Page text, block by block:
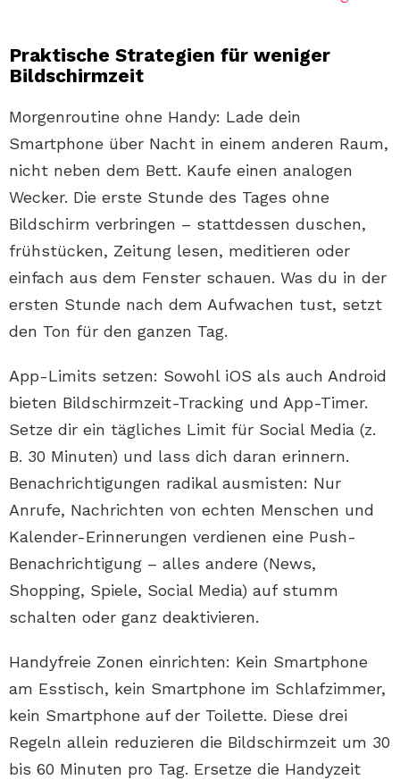
Praktische Strategien für weniger
Bildschirmzeit
Morgenroutine ohne Handy: Lade dein
Smartphone über Nacht in einem anderen Raum,
nicht neben dem Bett. Kaufe einen analogen
Wecker. Die erste Stunde des Tages ohne
Bildschirm verbringen – stattdessen duschen,
frühstücken, Zeitung lesen, meditieren oder
einfach aus dem Fenster schauen. Was du in der
ersten Stunde nach dem Aufwachen tust, setzt
den Ton für den ganzen Tag.
App-Limits setzen: Sowohl iOS als auch Android
bieten Bildschirmzeit-Tracking und App-Timer.
Setze dir ein tägliches Limit für Social Media (z.
B. 30 Minuten) und lass dich daran erinnern.
Benachrichtigungen radikal ausmisten: Nur
Anrufe, Nachrichten von echten Menschen und
Kalender-Erinnerungen verdienen eine Push-
Benachrichtigung – alles andere (News,
Shopping, Spiele, Social Media) auf stumm
schalten oder ganz deaktivieren.
Handyfreie Zonen einrichten: Kein Smartphone
am Esstisch, kein Smartphone im Schlafzimmer,
kein Smartphone auf der Toilette. Diese drei
Regeln allein reduzieren die Bildschirmzeit um 30
bis 60 Minuten pro Tag. Ersetze die Handyzeit